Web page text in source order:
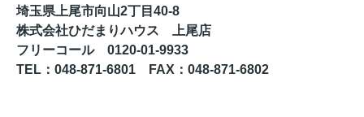
埼玉県上尾市向山2丁目40-8
株式会社ひだまりハウス 上尾店
フリーコール 0120-01-9933
TEL ：048-871-6801 FAX ： 048-871-6802